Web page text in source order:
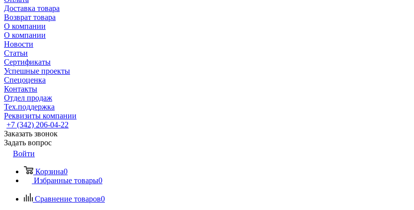
Доставка товара
Возврат товара
О компании
О компании
Новости
Статьи
Сертификаты
Успешные проекты
Спецоценка
Контакты
Отдел продаж
Тех.поддержка
Реквизиты компании
+7 (342) 206-04-22
Заказать звонок
Задать вопрос
Войти
Корзина0
Избранные товары0
Сравнение товаров0